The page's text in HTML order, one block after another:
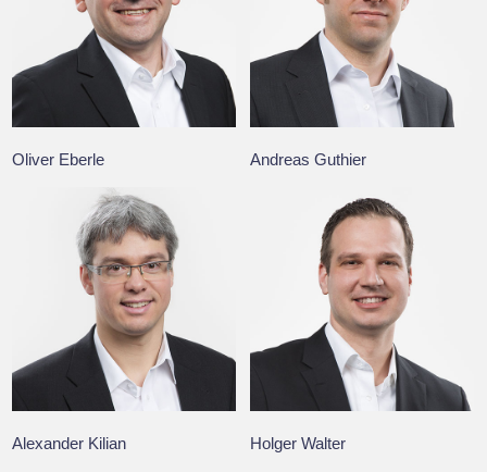
Oliver Eberle Andreas Guthier
Alexander Kilian Holger Walter